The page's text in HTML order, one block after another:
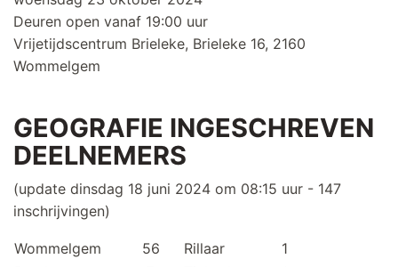
Deuren open vanaf 19:00 uur
Vrijetijdscentrum Brieleke, Brieleke 16, 2160
Wommelgem
GEOGRAFIE INGESCHREVEN
DEELNEMERS
(update dinsdag 18 juni 2024 om 08:15 uur - 147
inschrijvingen)
Wommelgem 56 Rillaar
1